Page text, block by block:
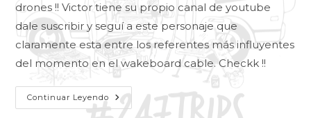
drones !! Victor tiene su propio canal de youtube
dale suscribir y seguí a este personaje que
claramente esta entre los referentes más influyentes
del momento en el wakeboard cable. Checkk !!
Continuar Leyendo